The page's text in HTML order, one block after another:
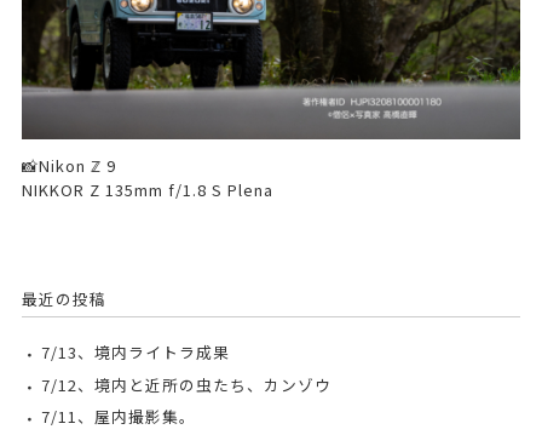
📸Nikon ℤ 9
NIKKOR Z 135mm f/1.8 S Plena
最近の投稿
7/13、境内ライトラ成果
7/12、境内と近所の虫たち、カンゾウ
7/11、屋内撮影集。